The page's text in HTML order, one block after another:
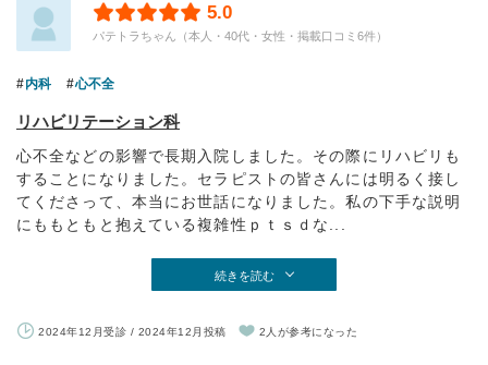
5.0
パテトラちゃん（本人・40代・女性・掲載口コミ6件）
内科 心不全
リハビリテーション科
心不全などの影響で長期入院しました。その際にリハビリも
することになりました。セラピストの皆さんには明るく接し
てくださって、本当にお世話になりました。私の下手な説明
にももともと抱えている複雑性ｐｔｓｄな...
続きを読む
2024年12月受診 / 2024年12月投稿 2人が参考になった